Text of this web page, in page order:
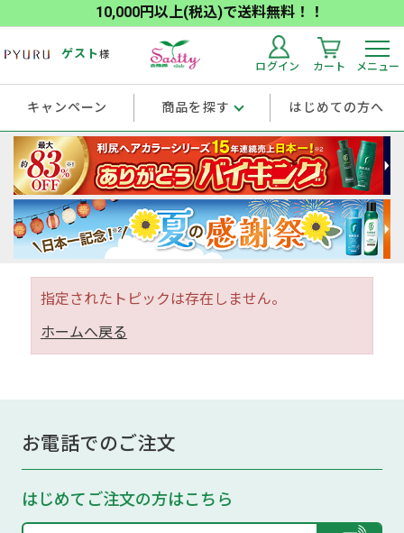
10,000円以上(税込)で送料無料！！
ゲスト様
ログイン カート メニュー
キャンペーン 商品を探す はじめての方へ
指定されたトピックは存在しません。
ホームへ戻る
お電話でのご注文
はじめてご注文の方はこちら